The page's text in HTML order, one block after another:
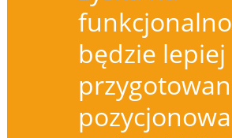
będzie lepiej